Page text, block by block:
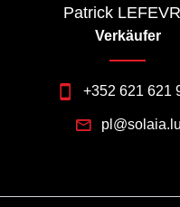
Patrick
Verkäufer
+352 621 621
pl@solaia.lu